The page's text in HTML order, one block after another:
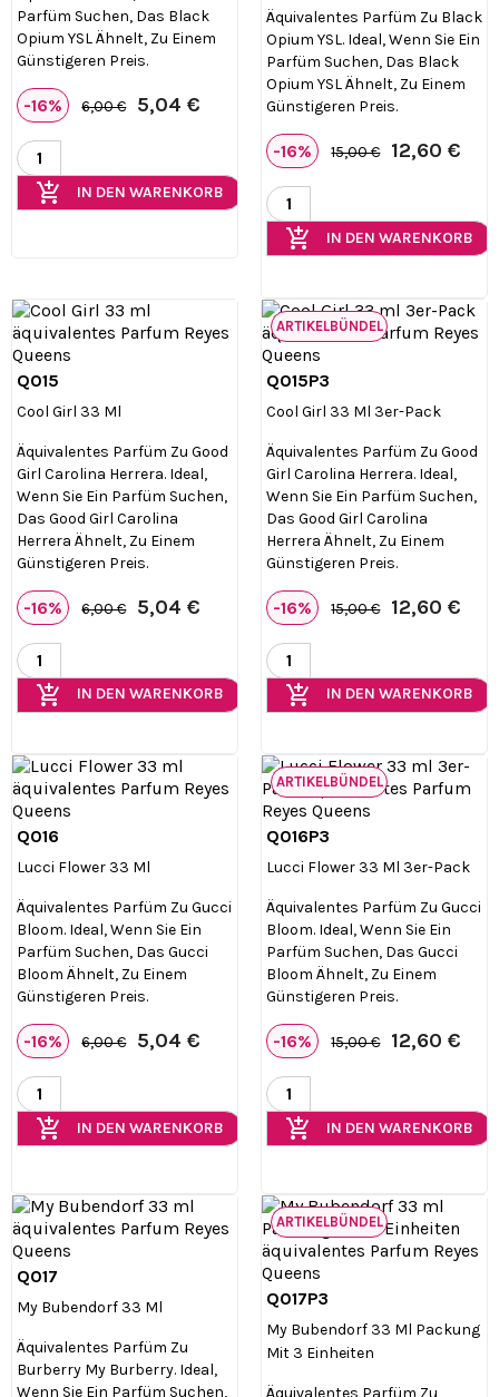
Parfüm Suchen, Das Black
Opium YSL Ähnelt, Zu Einem
Günstigeren Preis.
-16% 6,00 € 5,04 €
add_shopping_cart IN DEN WARENKORB
Äquivalentes Parfüm Zu Black
Opium YSL. Ideal, Wenn Sie Ein
Parfüm Suchen, Das Black
Opium YSL Ähnelt, Zu Einem
Günstigeren Preis.
-16% 15,00 € 12,60 €
add_shopping_cart IN DEN WARENKORB
Q015
Cool Girl 33 Ml
Äquivalentes Parfüm Zu Good
Girl Carolina Herrera. Ideal,
Wenn Sie Ein Parfüm Suchen,
Das Good Girl Carolina
Herrera Ähnelt, Zu Einem
Günstigeren Preis.
-16% 6,00 € 5,04 €
add_shopping_cart IN DEN WARENKORB

Q015P3
Cool Girl 33 Ml 3er-Pack
Äquivalentes Parfüm Zu Good
Girl Carolina Herrera. Ideal,
Wenn Sie Ein Parfüm Suchen,
Das Good Girl Carolina
Herrera Ähnelt, Zu Einem
Günstigeren Preis.
-16% 15,00 € 12,60 €
add_shopping_cart IN DEN WARENKORB
ARTIKELBÜNDEL
Q016
Lucci Flower 33 Ml
Äquivalentes Parfüm Zu Gucci
Bloom. Ideal, Wenn Sie Ein
Parfüm Suchen, Das Gucci
Bloom Ähnelt, Zu Einem
Günstigeren Preis.
-16% 6,00 € 5,04 €
add_shopping_cart IN DEN WARENKORB

Q016P3
Lucci Flower 33 Ml 3er-Pack
Äquivalentes Parfüm Zu Gucci
Bloom. Ideal, Wenn Sie Ein
Parfüm Suchen, Das Gucci
Bloom Ähnelt, Zu Einem
Günstigeren Preis.
-16% 15,00 € 12,60 €
add_shopping_cart IN DEN WARENKORB
ARTIKELBÜNDEL
Q017
My Bubendorf 33 Ml
Äquivalentes Parfüm Zu
Burberry My Burberry. Ideal,
Wenn Sie Ein Parfüm Suchen,

Q017P3
My Bubendorf 33 Ml Packung
Mit 3 Einheiten
Äquivalentes Parfüm Zu
ARTIKELBÜNDEL